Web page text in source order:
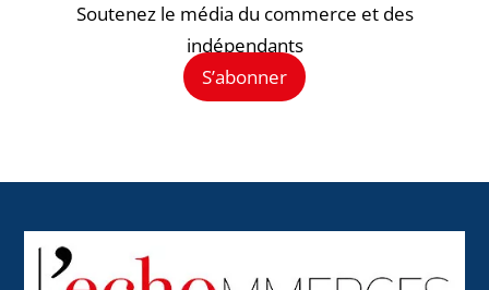
Soutenez le média du commerce et des
indépendants
S’abonner
To